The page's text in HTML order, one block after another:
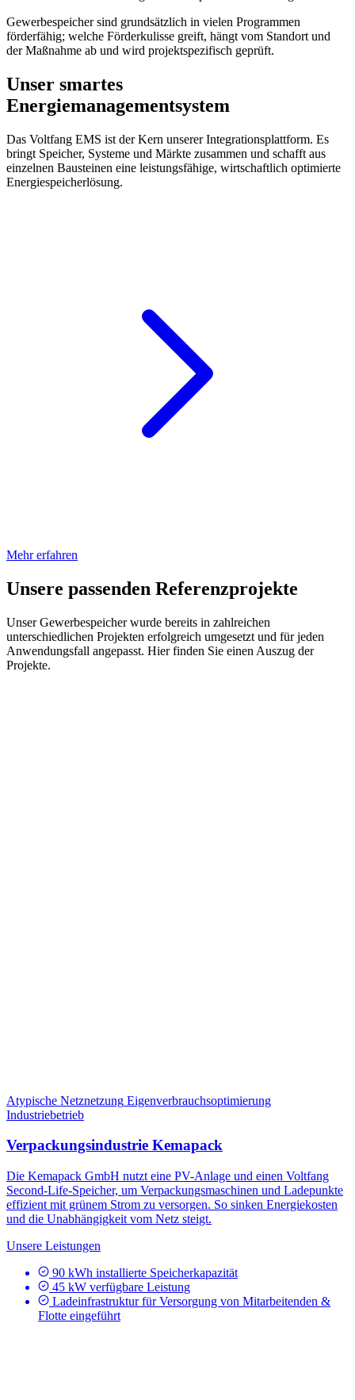
Gewerbespeicher sind grundsätzlich in vielen Programmen
förderfähig; welche Förderkulisse greift, hängt vom Standort und
der Maßnahme ab und wird projektspezifisch geprüft.
Unser smartes
Energiemanagementsystem
Das Voltfang EMS ist der Kern unserer Integrationsplattform. Es
bringt Speicher, Systeme und Märkte zusammen und schafft aus
einzelnen Bausteinen eine leistungsfähige, wirtschaftlich optimierte
Energiespeicherlösung.
Mehr erfahren
Unsere passenden Referenzprojekte
Unser Gewerbespeicher wurde bereits in zahlreichen
unterschiedlichen Projekten erfolgreich umgesetzt und für jeden
Anwendungsfall angepasst. Hier finden Sie einen Auszug der
Projekte.
Atypische Netznetzung Eigenverbrauchsoptimierung
Industriebetrieb
Verpackungsindustrie Kemapack
Die Kemapack GmbH nutzt eine PV-Anlage und einen Voltfang
Second-Life-Speicher, um Verpackungsmaschinen und Ladepunkte
effizient mit grünem Strom zu versorgen. So sinken Energiekosten
und die Unabhängigkeit vom Netz steigt.
Unsere Leistungen
90 kWh installierte Speicherkapazität
45 kW verfügbare Leistung
Ladeinfrastruktur für Versorgung von Mitarbeitenden &
Flotte eingeführt